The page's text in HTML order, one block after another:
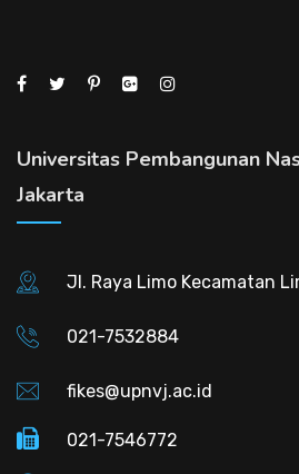
Universitas Pembangunan
Jakarta
Jl. Raya Limo Kecamatan
021-7532884
fikes@upnvj.ac.id
021-7546772